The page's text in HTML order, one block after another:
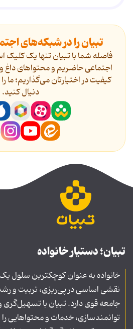
تبیان را در شبکه‌های
فاصله شما با تبیان تنها یک
اجتماعی حاضریم و محتواهای داغ
کیفیت در اختیارتان می‌گذاریم؛ ما
دنیال کنید.
تبیان؛ دستیار خانواده
خانواده به عنوان کوچکترین سلول
نقشی اساسی در پی‌ریزی، تربیت و
جامعه قوی دارد. تبیان با تسهیل‌گری
توانمندسازی، خدمات و محتواهایی را